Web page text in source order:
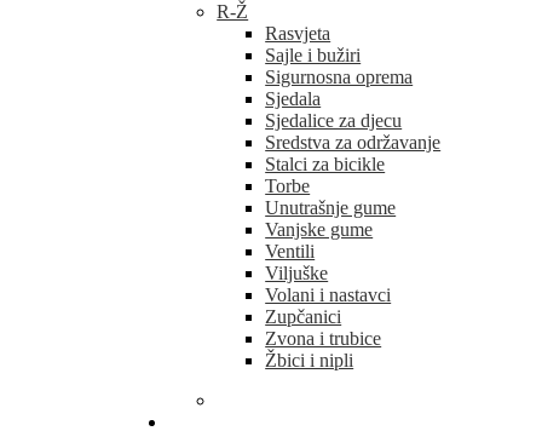
R-Ž
Rasvjeta
Sajle i bužiri
Sigurnosna oprema
Sjedala
Sjedalice za djecu
Sredstva za održavanje
Stalci za bicikle
Torbe
Unutrašnje gume
Vanjske gume
Ventili
Viljuške
Volani i nastavci
Zupčanici
Zvona i trubice
Žbici i nipli